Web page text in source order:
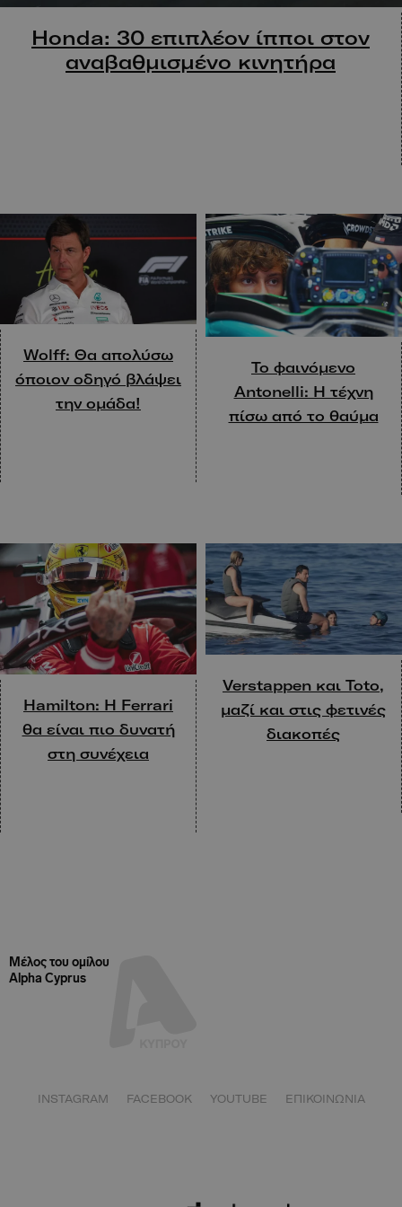
Honda: 30 επιπλέον ίπποι στον
αναβαθμισμένο κινητήρα
Wolff: Θα απολύσω
όποιον οδηγό βλάψει
την ομάδα!
Το φαινόμενο
Antonelli: Η τέχνη
πίσω από το θαύμα
Hamilton: H Ferrari
θα είναι πιο δυνατή
στη συνέχεια
Verstappen και Toto,
μαζί και στις φετινές
διακοπές
Μέλος του ομίλου
Alpha Cyprus
INSTAGRAM FACEBOOK YOUTUBE ΕΠΙΚΟΙΝΩΝΙΑ